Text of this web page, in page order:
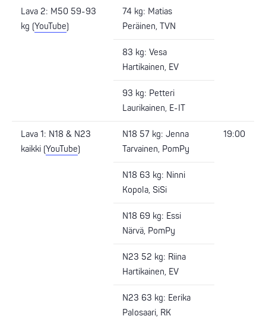
Lava 2: M50 59-93
kg (YouTube)
74 kg: Matias
Peräinen, TVN
83 kg: Vesa
Hartikainen, EV
93 kg: Petteri
Laurikainen, E-IT
Lava 1: N18 & N23
kaikki (YouTube)
N18 57 kg: Jenna
Tarvainen, PomPy
19:00
N18 63 kg: Ninni
Kopola, SiSi
N18 69 kg: Essi
Närvä, PomPy
N23 52 kg: Riina
Hartikainen, EV
N23 63 kg: Eerika
Palosaari, RK